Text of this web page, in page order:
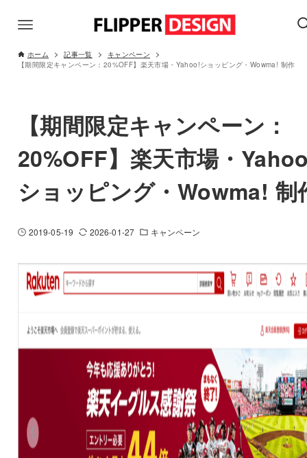
ホーム 記事一覧
キャンペーン
【期間限定キャンペーン：20%OFF】楽天市場・Yahoo!ショッピング・Wowma! 制作
【期間限定キャンペーン：
20%OFF】楽天市場・
ショッピング・Wowma! 制
2019-05-19 2026-01-27 キャンペーン